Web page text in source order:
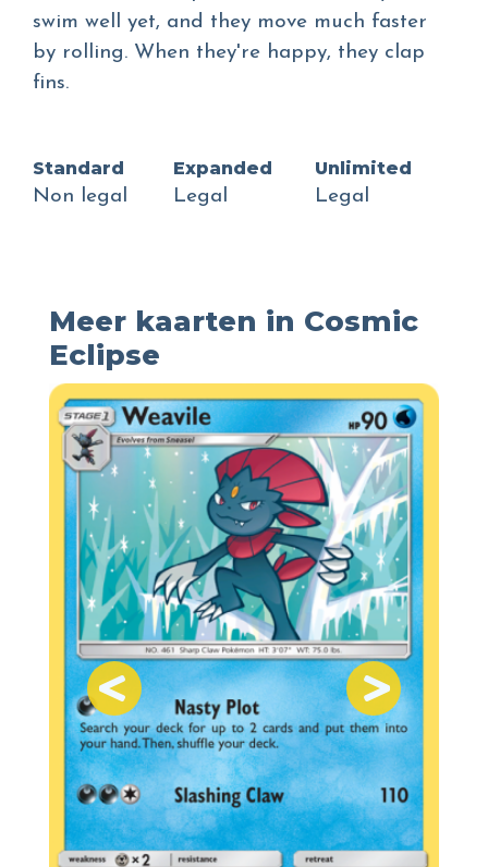
swim well yet, and they move much faster
by rolling. When they're happy, they clap
fins.
Standard
Non legal
Expanded
Legal
Unlimited
Legal
Meer kaarten in Cosmic
Eclipse